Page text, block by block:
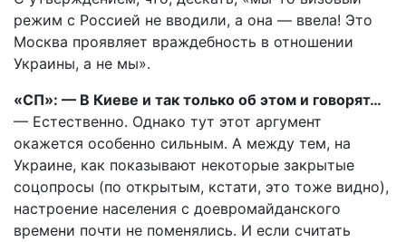
режим с Россией не вводили, а она — ввела! Это
Москва проявляет враждебность в отношении
Украины, а не мы».
«СП»: — В Киеве и так только об этом и говорят…
— Естественно. Однако тут этот аргумент
окажется особенно сильным. А между тем, на
Украине, как показывают некоторые закрытые
соцопросы (по открытым, кстати, это тоже видно),
настроение населения с доевромайданского
времени почти не поменялись. И если считать